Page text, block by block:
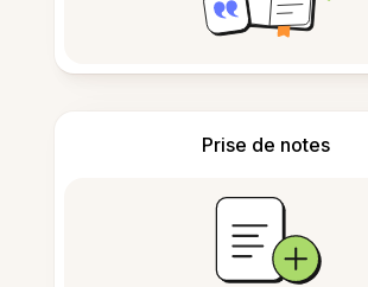
Prise de notes